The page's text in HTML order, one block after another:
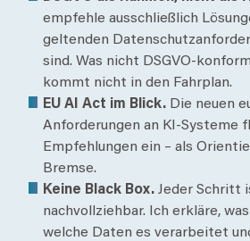
empfehle ausschließlich
geltenden
sind. Was nicht DSGVO-
kommt nicht in den Fahrplan.
EU AI Act im Blick.Die neuen
Anforderungen an KI-Systeme
Empfehlungen ein – als
Bremse.
Keine Black Box.Jeder Schritt
nachvollziehbar. Ich erkläre,
welche Daten es verarbeitet